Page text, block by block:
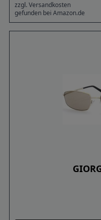
zzgl. Versandkosten
gefunden bei Amazon.de